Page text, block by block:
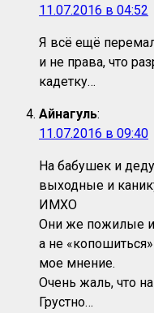
11.07.2016 в 04:52
Я всё ещё
и не права, что
кадетку…
Айнагуль:
11.07.2016 в 09:40
На бабушек и
выходные и
ИМХО
Они же пожилые
а не
мое мнение.
Очень жаль, что
Грустно…